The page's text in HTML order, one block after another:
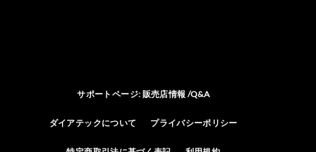
サポートページ: 販売店情報 /Q&A
ダイアテックについて プライバシーポリシー